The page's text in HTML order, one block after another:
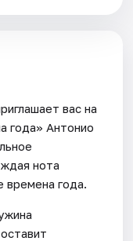
вас на
года» Антонио
нота
времена года.